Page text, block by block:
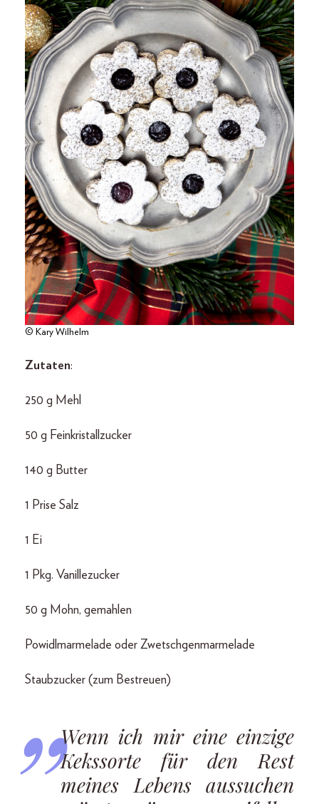
© Kary Wilhelm
Zutaten:
250 g Mehl
50 g Feinkristallzucker
140 g Butter
1 Prise Salz
1 Ei
1 Pkg. Vanillezucker
50 g Mohn, gemahlen
Powidlmarmelade oder Zwetschgenmarmelade
Staubzucker (zum Bestreuen)
Wenn ich mir eine einzige
Kekssorte für den Rest
meines Lebens aussuchen